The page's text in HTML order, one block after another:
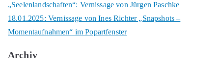
„Seelenlandschaften“: Vernissage von Jürgen Paschke
18.01.2025: Vernissage von Ines Richter „Snapshots –
Momentaufnahmen“ im Popartfenster
Archiv